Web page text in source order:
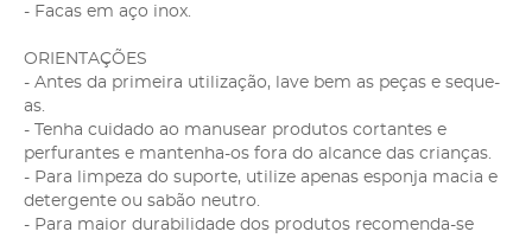
- Facas em aço inox.
ORIENTAÇÕES
- Antes da primeira utilização, lave bem as peças e seque-
as.
- Tenha cuidado ao manusear produtos cortantes e
perfurantes e mantenha-os fora do alcance das crianças.
- Para limpeza do suporte, utilize apenas esponja macia e
detergente ou sabão neutro.
- Para maior durabilidade dos produtos recomenda-se